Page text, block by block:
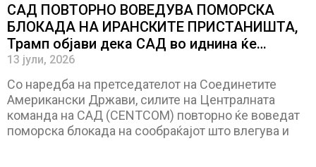
САД ПОВТОРНО ВОВЕДУВА ПОМОРСКА
БЛОКАДА НА ИРАНСКИТЕ ПРИСТАНИШТА,
Трамп објави дека САД во иднина ќе
наплаќаат такса од 20 проценти за целиот
товар што поминува низ Ормуската Теснина
13 јули, 2026
Со наредба на претседателот на Соединетите
Американски Држави, силите на Централната
команда на САД (CENTCOM) повторно ќе воведат
поморска блокада на сообраќајот што влегува и